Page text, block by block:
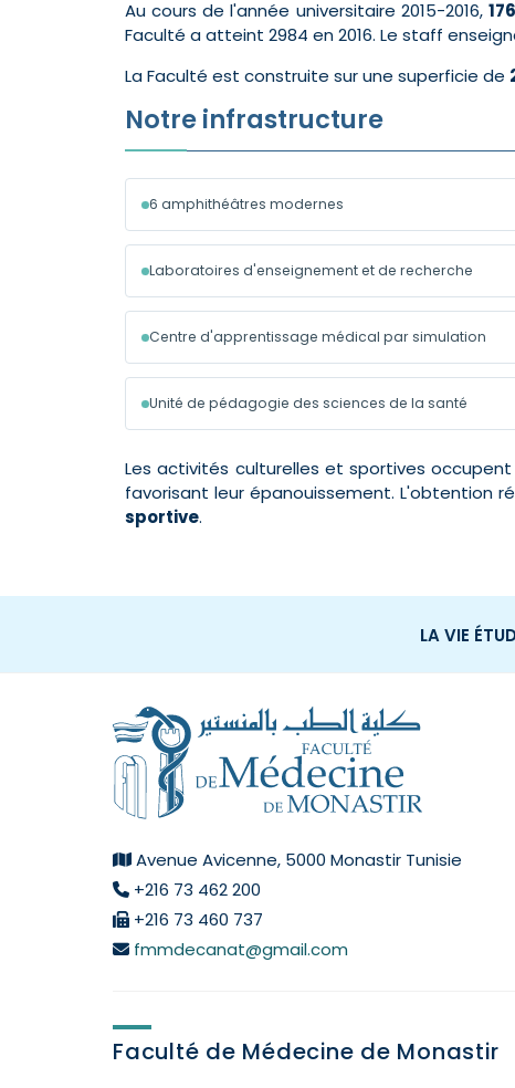
Au cours de l'année universitaire 2015-2016,
Faculté a atteint 2984 en 2016. Le staff
La Faculté est construite sur une superficie de
Notre infrastructure
6 amphithéâtres modernes
Laboratoires d'enseignement et de recherche
Centre d'apprentissage médical par simulation
Unité de pédagogie des sciences de la santé
Les activités culturelles et sportives
favorisant leur épanouissement. L'obtention
sportive.
LA VIE
Avenue Avicenne, 5000 Monastir Tunisie
+216 73 462 200
+216 73 460 737
fmmdecanat@gmail.com
Faculté de Médecine de Monastir